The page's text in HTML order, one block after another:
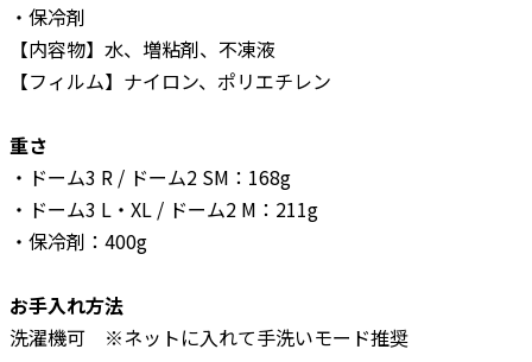
・保冷剤
【内容物】水、増粘剤、不凍液
【フィルム】ナイロン、ポリエチレン
重さ
・ドーム3 R / ドーム2 SM：168g
・ドーム3 L・XL / ドーム2 M：211g
・保冷剤：400g
お手入れ方法
洗濯機可 ※ネットに入れて手洗いモード推奨